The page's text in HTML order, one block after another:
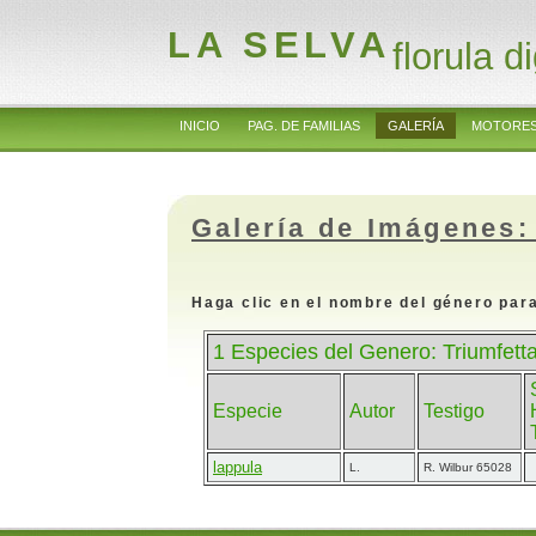
LA SELVAflorula
INICIO PAG. DE FAMILIAS GALERÍA
Galería de
Haga clic en el nombre del género
1 Especies del Genero:
Especie Autor Testigo
lappula L. R. Wilbur 65028